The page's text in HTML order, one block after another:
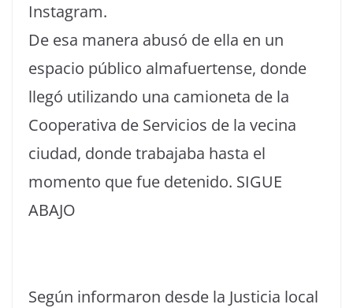
Instagram.
De esa manera abusó de ella en un
espacio público almafuertense, donde
llegó utilizando una camioneta de la
Cooperativa de Servicios de la vecina
ciudad, donde trabajaba hasta el
momento que fue detenido. SIGUE
ABAJO
Según informaron desde la Justicia local